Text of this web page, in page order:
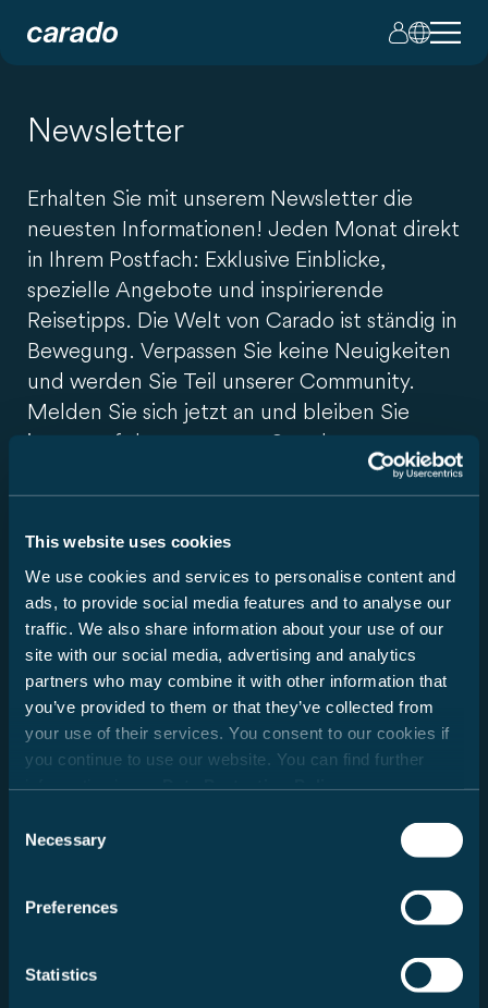
This website uses cookies
We use cookies and services to personalise content and
ads, to provide social media features and to analyse our
traffic. We also share information about your use of our
site with our social media, advertising and analytics
partners who may combine it with other information that
you’ve provided to them or that they’ve collected from
your use of their services. You consent to our cookies if
you continue to use our website. You can find further
Selection
Necessary
Preferences
Statistics
Newsletter
Erhalten Sie mit unserem Newsletter die
neuesten Informationen! Jeden Monat direkt
in Ihrem Postfach: Exklusive Einblicke,
spezielle Angebote und inspirierende
Reisetipps. Die Welt von Carado ist ständig in
Bewegung. Verpassen Sie keine Neuigkeiten
und werden Sie Teil unserer Community.
Melden Sie sich jetzt an und bleiben Sie
immer auf dem neuesten Stand.
Kontaktdaten
Anrede
Herr
Frau
Vorname
Nachname
E-Mail
per E-Mail regelmäßig über Produktneuheiten,
Angebote und Aktionen auf dem Laufenden gehalten